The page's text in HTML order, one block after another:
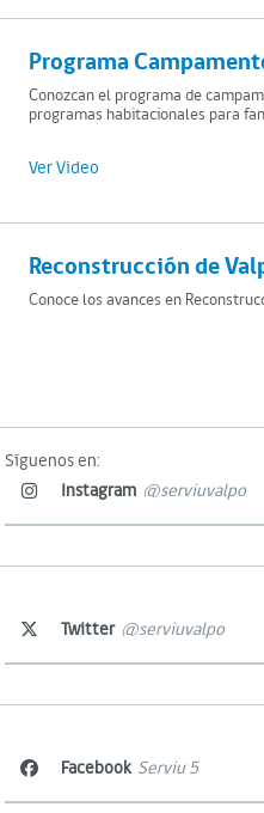
Programa
Conozcan el programa de
programas habitacionales para
Ver Video
Reconstrucción de
Conoce los avances en
Síguenos en:
Instagram @serviuvalpo
Twitter @serviuvalpo
Facebook Serviu 5